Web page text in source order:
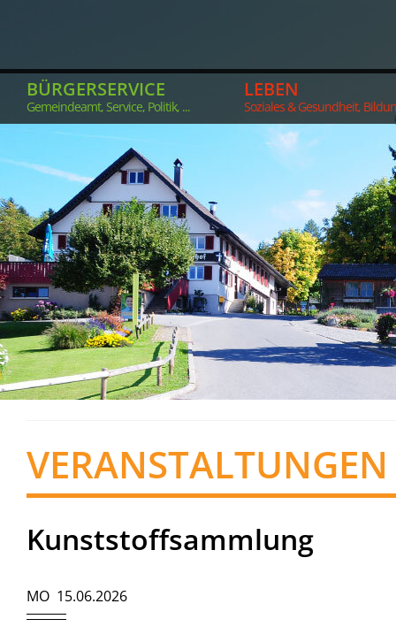
BÜRGERSERVICE
Gemeindeamt, Service, Politik, ...
LEBEN
Soziales & Gesundheit,
VERANSTALTUNGEN
Kunststoffsammlung
MO 15.06.2026